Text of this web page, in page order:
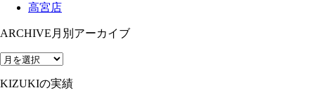
高宮店
ARCHIVE 月別アーカイブ
KIZUKIの実績